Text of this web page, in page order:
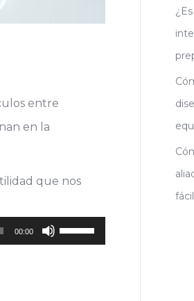
entre
en la
que nos
00:00
Utiliza
fácil